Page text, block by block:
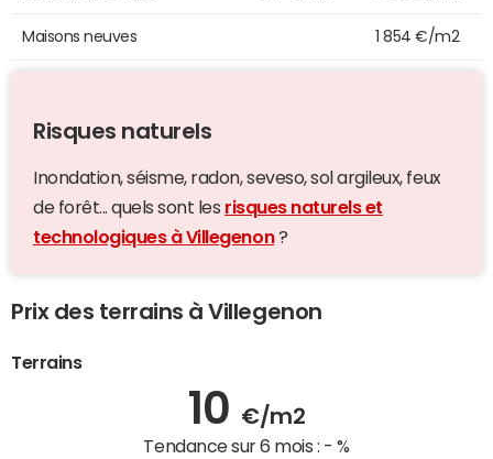
Maisons neuves 1 854 €/m2
Risques naturels
Inondation, séisme, radon, seveso, sol argileux, feux
de forêt... quels sont les risques naturels et
technologiques à Villegenon?
Prix des terrains à Villegenon
Terrains
10 €/m2
Tendance sur 6 mois : - %